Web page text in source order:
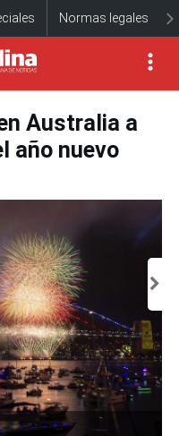
Normas legales
Australia a
año nuevo